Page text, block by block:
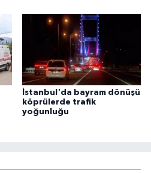
İstanbul'da bayram dönüşü
köprülerde trafik
yoğunluğu